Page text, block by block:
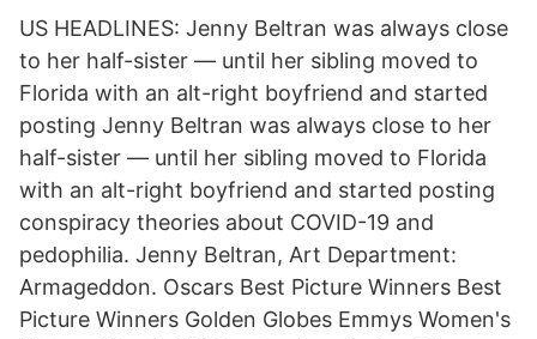
US HEADLINES: Jenny Beltran was always close
to her half-sister — until her sibling moved to
Florida with an alt-right boyfriend and started
posting Jenny Beltran was always close to her
half-sister — until her sibling moved to Florida
with an alt-right boyfriend and started posting
conspiracy theories about COVID-19 and
pedophilia. Jenny Beltran, Art Department:
Armageddon. Oscars Best Picture Winners Best
Picture Winners Golden Globes Emmys Women's